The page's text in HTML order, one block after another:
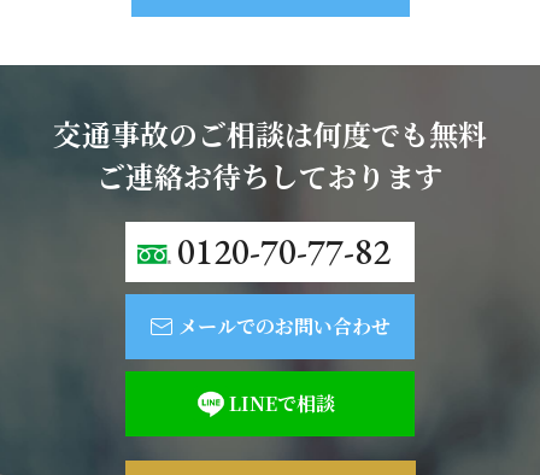
交通事故のご相談は何度でも無料
ご連絡お待ちしております
0120-70-77-82
メールでのお問い合わせ
LINEで相談